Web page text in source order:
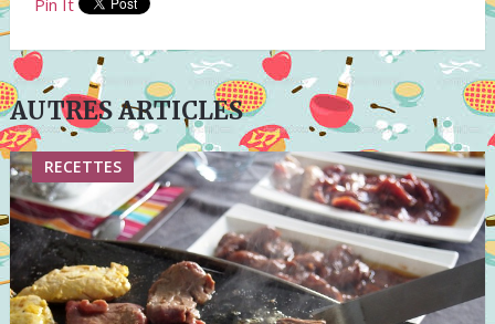
Pin It
AUTRES ARTICLES
RECETTES